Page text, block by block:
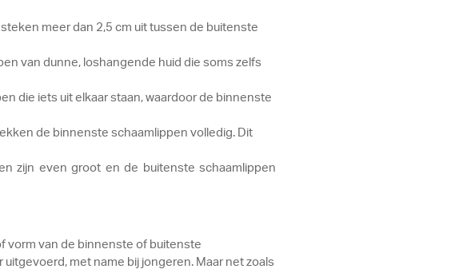
meer dan 2,5 cm uit tussen de buitenste
van dunne, loshangende huid die soms zelfs
die iets uit elkaar staan, waardoor de binnenste
de binnenste schaamlippen volledig. Dit
zijn even groot en de buitenste schaamlippen
vorm van de binnenste of buitenste
met name bij jongeren. Maar net zoals